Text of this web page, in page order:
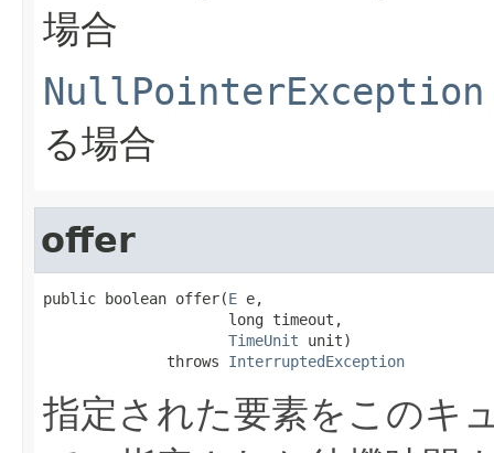
場合
NullPointerException
る場合
offer
public boolean offer(E e,
                     long timeout,
TimeUnit unit)
              throws
InterruptedException
指定された要素をこのキ